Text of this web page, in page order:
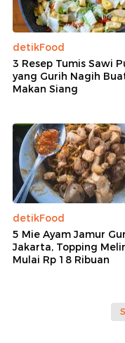
detikFood
3 Resep Tumis Sawi
yang Gurih Nagih
Makan Siang
detikFood
5 Mie Ayam Jamur
Jakarta, Topping
Mulai Rp 18 Ribuan